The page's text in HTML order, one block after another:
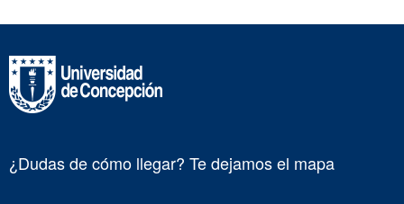
¿Dudas de cómo llegar? Te dejamos el mapa